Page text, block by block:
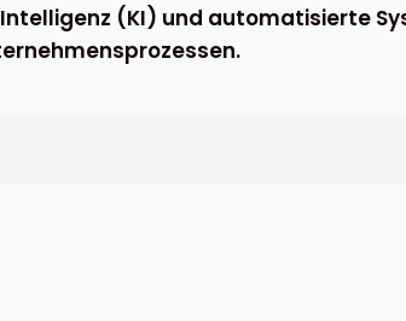
(KI) und automatisierte